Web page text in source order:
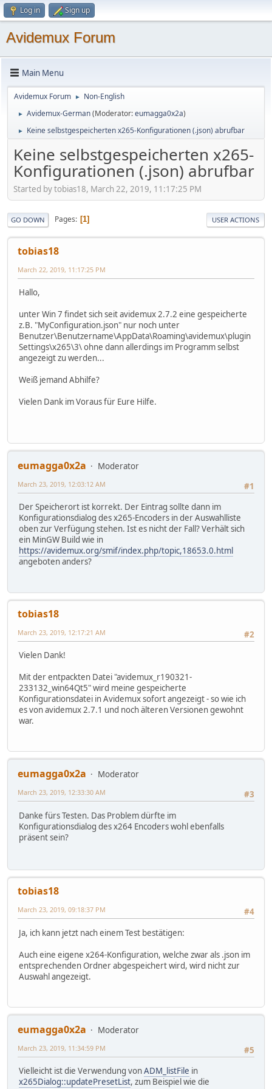
Log in Sign up
Avidemux Forum
Main Menu
Avidemux Forum ► Non-English
► Avidemux-German(Moderator:eumagga0x2a)
► Keine selbstgespeicherten x265-Konfigurationen (.json) abrufbar
Keine selbstgespeicherten x265-
Konfigurationen (.json) abrufbar
Started by tobias18, March 22, 2019, 11:17:25 PM
GO DOWN Pages 1 USER ACTIONS
tobias18
March 22, 2019, 11:17:25 PM
Hallo,
unter Win 7 findet sich seit avidemux 2.7.2 eine gespeicherte
z.B. "MyConfiguration.json" nur noch unter
Benutzer\Benutzername\AppData\Roaming\avidemux\plugin
Settings\x265\3\ ohne dann allerdings im Programm selbst
angezeigt zu werden...
Weiß jemand Abhilfe?
Vielen Dank im Voraus für Eure Hilfe.
eumagga0x2a
Moderator
#1
March 23, 2019, 12:03:12 AM
Der Speicherort ist korrekt. Der Eintrag sollte dann im
Konfigurationsdialog des x265-Encoders in der Auswahlliste
oben zur Verfügung stehen. Ist es nicht der Fall? Verhält sich
ein MinGW Build wie in
https://avidemux.org/smif/index.php/topic,18653.0.html
angeboten anders?
tobias18
#2
March 23, 2019, 12:17:21 AM
Vielen Dank!
Mit der entpackten Datei "avidemux_r190321-
233132_win64Qt5" wird meine gespeicherte
Konfigurationsdatei in Avidemux sofort angezeigt - so wie ich
es von avidemux 2.7.1 und noch älteren Versionen gewohnt
war.
eumagga0x2a
Moderator
#3
March 23, 2019, 12:33:30 AM
Danke fürs Testen. Das Problem dürfte im
Konfigurationsdialog des x264 Encoders wohl ebenfalls
präsent sein?
tobias18
#4
March 23, 2019, 09:18:37 PM
Ja, ich kann jetzt nach einem Test bestätigen:
Auch eine eigene x264-Konfiguration, welche zwar als .json im
entsprechenden Ordner abgespeichert wird, wird nicht zur
Auswahl angezeigt.
eumagga0x2a
Moderator
#5
March 23, 2019, 11:34:59 PM
Vielleicht ist die Verwendung vonADM_listFile in
x265Dialog::updatePresetList, zum Beispiel wie die